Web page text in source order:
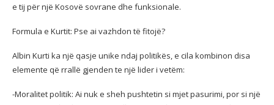
e tij për një Kosovë sovrane dhe funksionale.
Formula e Kurtit: Pse ai vazhdon të fitojë?
Albin Kurti ka një qasje unike ndaj politikës, e cila kombinon disa
elemente që rrallë gjenden te një lider i vetëm:
-Moralitet politik: Ai nuk e sheh pushtetin si mjet pasurimi, por si një